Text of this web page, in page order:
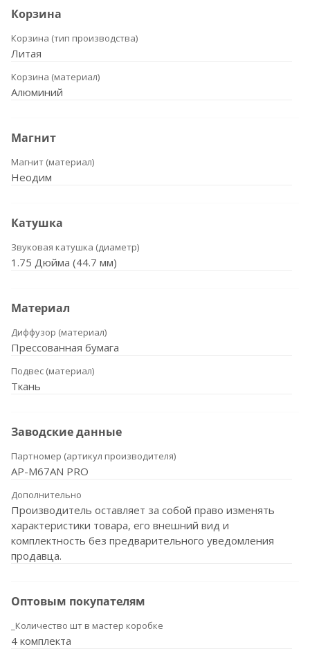
Корзина
Корзина (тип производства)
Литая
Корзина (материал)
Алюминий
Магнит
Магнит (материал)
Неодим
Катушка
Звуковая катушка (диаметр)
1.75 Дюйма (44.7 мм)
Материал
Диффузор (материал)
Прессованная бумага
Подвес (материал)
Ткань
Заводские данные
Партномер (артикул производителя)
AP-M67AN PRO
Дополнительно
Производитель оставляет за собой право изменять
характеристики товара, его внешний вид и
комплектность без предварительного уведомления
продавца.
Оптовым покупателям
_Количество шт в мастер коробке
4 комплекта